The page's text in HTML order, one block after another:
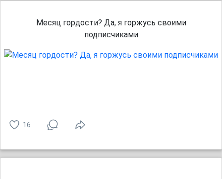
Месяц гордости? Да, я горжусь своими
подписчиками
16